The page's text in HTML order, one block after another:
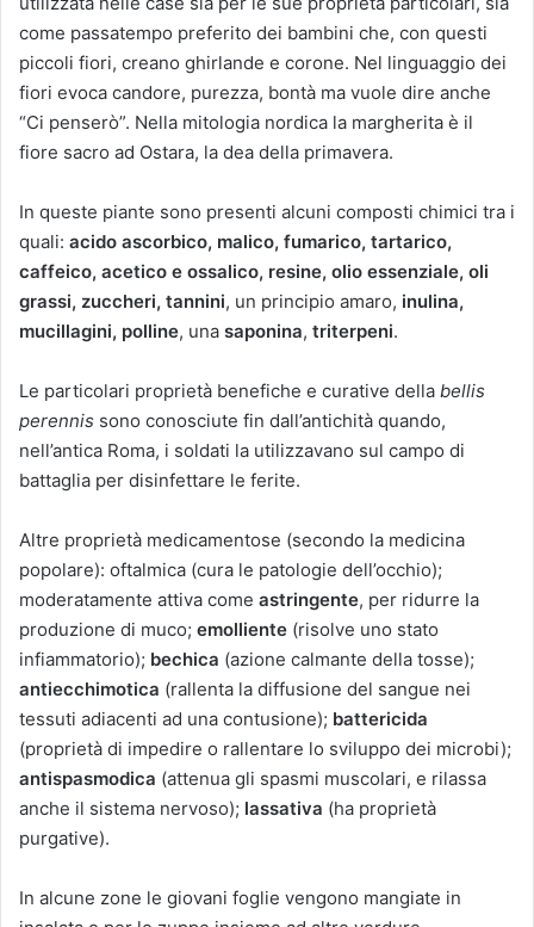
come passatempo preferito dei bambini che, con questi
piccoli fiori, creano ghirlande e corone. Nel linguaggio dei
fiori evoca candore, purezza, bontà ma vuole dire anche
“Ci penserò”. Nella mitologia nordica la margherita è il
fiore sacro ad Ostara, la dea della primavera.
In queste piante sono presenti alcuni composti chimici tra i
quali: acido ascorbico, malico, fumarico, tartarico,
caffeico, acetico e ossalico, resine, olio essenziale, oli
grassi, zuccheri, tannini, un principio amaro, inulina,
mucillagini, polline, una saponina, triterpeni.
Le particolari proprietà benefiche e curative della bellis
perennis sono conosciute fin dall’antichità quando,
nell’antica Roma, i soldati la utilizzavano sul campo di
battaglia per disinfettare le ferite.
Altre proprietà medicamentose (secondo la medicina
popolare): oftalmica (cura le patologie dell’occhio);
moderatamente attiva come astringente, per ridurre la
produzione di muco; emolliente (risolve uno stato
infiammatorio); bechica (azione calmante della tosse);
antiecchimotica (rallenta la diffusione del sangue nei
tessuti adiacenti ad una contusione); battericida
(proprietà di impedire o rallentare lo sviluppo dei microbi);
antispasmodica (attenua gli spasmi muscolari, e rilassa
anche il sistema nervoso); lassativa (ha proprietà
purgative).
In alcune zone le giovani foglie vengono mangiate in